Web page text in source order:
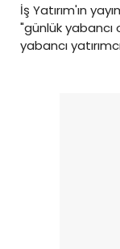
İş Yatırım'ın
"günlük yabancı
yabancı
ortaya koydu.